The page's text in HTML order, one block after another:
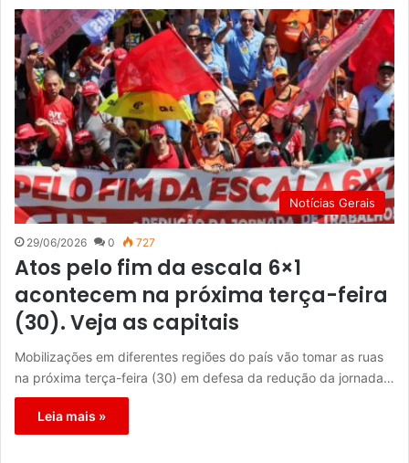
Notícias Gerais
29/06/2026 0 727
Atos pelo fim da escala 6×1
acontecem na próxima terça-feira
(30). Veja as capitais
Mobilizações em diferentes regiões do país vão tomar as ruas
na próxima terça-feira (30) em defesa da redução da jornada…
Leia mais »